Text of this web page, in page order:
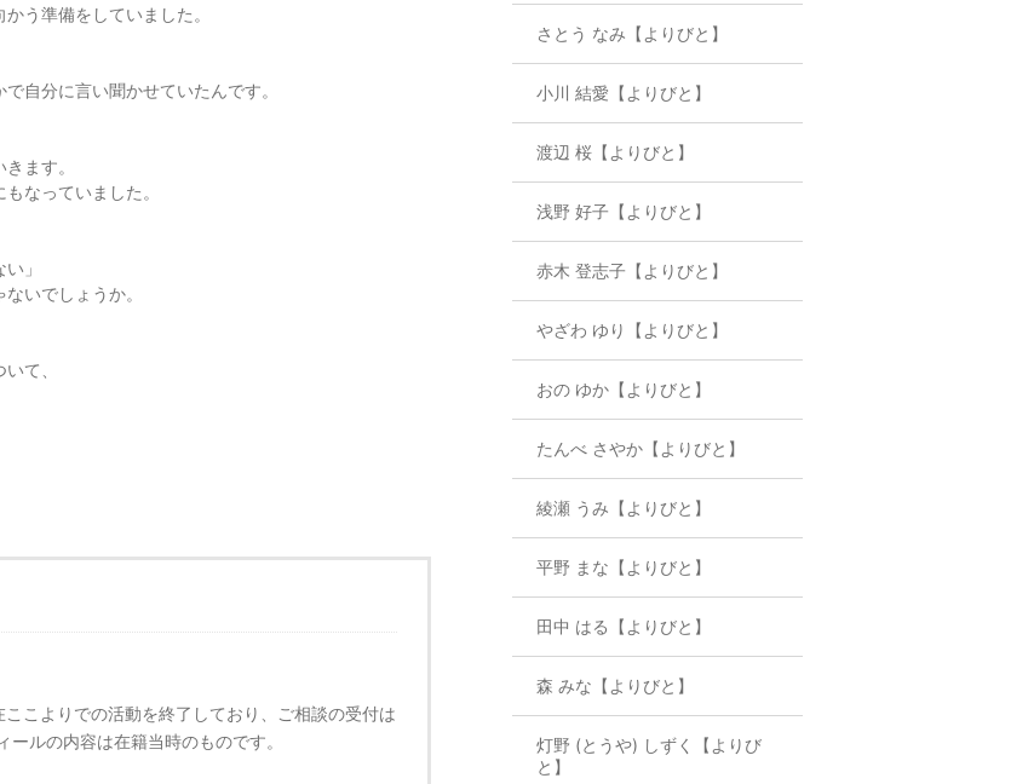
う準備をしていました。
自分に言い聞かせていたんです。
ます。
なっていました。
」
いでしょうか。
て、
こよりでの活動を終了しており、ご相談の受付は
ルの内容は在籍当時のものです。
さとう なみ【よりびと】
小川 結愛【よりびと】
渡辺 桜【よりびと】
浅野 好子【よりびと】
赤木 登志子【よりびと】
やざわ ゆり【よりびと】
おの ゆか【よりびと】
たんべ さやか【よりびと】
綾瀬 うみ【よりびと】
平野 まな【よりびと】
田中 はる【よりびと】
森 みな【よりびと】
灯野 (とうや) しずく【よりび
と】